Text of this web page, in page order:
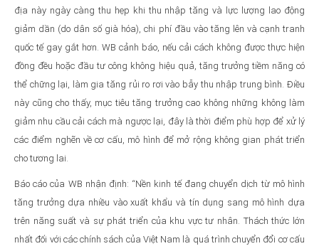
địa này ngày càng thu hẹp khi thu nhập tăng và lực lượng lao động
giảm dần (do dân số già hóa), chi phí đầu vào tăng lên và cạnh tranh
quốc tế gay gắt hơn. WB cảnh báo, nếu cải cách không được thực hiện
đồng đều hoặc đầu tư công không hiệu quả, tăng trưởng tiềm năng có
thể chững lại, làm gia tăng rủi ro rơi vào bẫy thu nhập trung bình. Điều
này cũng cho thấy, mục tiêu tăng trưởng cao không những không làm
giảm nhu cầu cải cách mà ngược lại, đây là thời điểm phù hợp để xử lý
các điểm nghẽn về cơ cấu, mô hình để mở rộng không gian phát triển
cho tương lai.
Báo cáo của WB nhận định: “Nền kinh tế đang chuyển dịch từ mô hình
tăng trưởng dựa nhiều vào xuất khẩu và tín dụng sang mô hình dựa
trên năng suất và sự phát triển của khu vực tư nhân. Thách thức lớn
nhất đối với các chính sách của Việt Nam là quá trình chuyển đổi cơ cấu